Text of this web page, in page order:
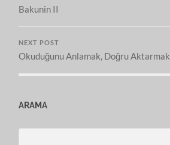
Bakunin II
NEXT POST
Okuduğunu Anlamak, Doğru Aktarmak
ARAMA